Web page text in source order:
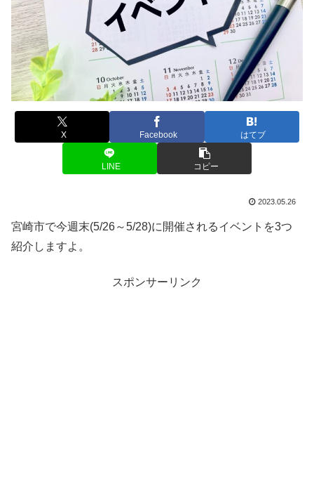
X Facebook はてブ
LINE コピー
2023.05.26
宮崎市で今週末(5/26～5/28)に開催されるイベントを3つ
紹介しますよ。
スポンサーリンク